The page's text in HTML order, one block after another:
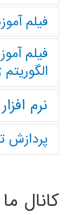
فیلم
فیلم
نرم
پردازش
کانال